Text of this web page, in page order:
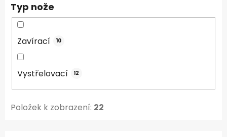
Typ nože
Zavírací 10
Vystřelovací 12
Položek k zobrazení: 22